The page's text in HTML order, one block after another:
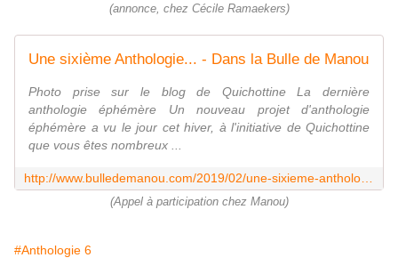
(annonce, chez Cécile Ramaekers)
Une sixième Anthologie... - Dans la Bulle de Manou
Photo prise sur le blog de Quichottine La dernière
anthologie éphémère Un nouveau projet d'anthologie
éphémère a vu le jour cet hiver, à l'initiative de Quichottine
que vous êtes nombreux ...
(Appel à participation chez Manou)
#Anthologie 6